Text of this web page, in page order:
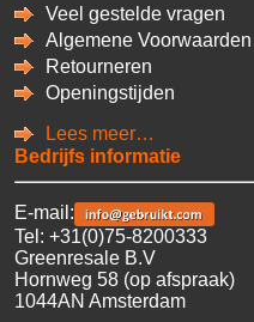
Veel gestelde vragen
Algemene Voorwaarden
Retourneren
Openingstijden
Lees meer…
Bedrijfs informatie
E-mail:
Tel: +31(0)75-8200333
Greenresale B.V
Hornweg 58 (op afspraak)
1044AN Amsterdam